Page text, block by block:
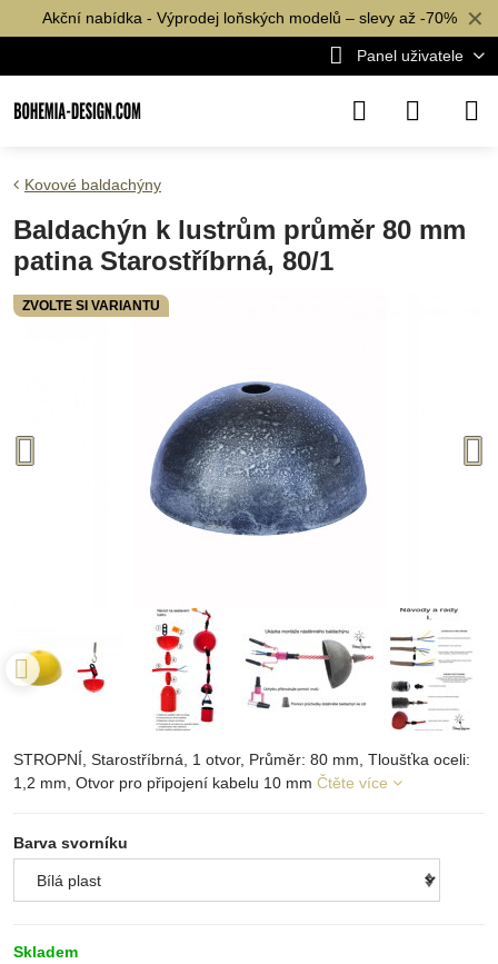
✕
Akční nabídka - Výprodej loňských modelů – slevy až -70%
Panel uživatele
ZVOLTE SI VARIANTU
Kovové baldachýny
Baldachýn k lustrům průměr 80 mm
patina Starostříbrná, 80/1
STROPNÍ, Starostříbrná, 1 otvor, Průměr: 80 mm, Tloušťka oceli:
1,2 mm, Otvor pro připojení kabelu 10 mm Čtěte více
Barva svorníku
Skladem